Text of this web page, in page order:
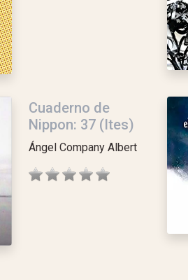
Cuaderno de
Nippon: 37 (Ites)
Ángel Company Albert